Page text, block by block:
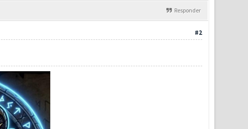
Responder
#2